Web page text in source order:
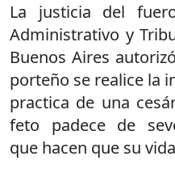
La justicia del
Administrativo y
Buenos Aires
porteño se realice la
practica de una
feto padece de
que hacen que su